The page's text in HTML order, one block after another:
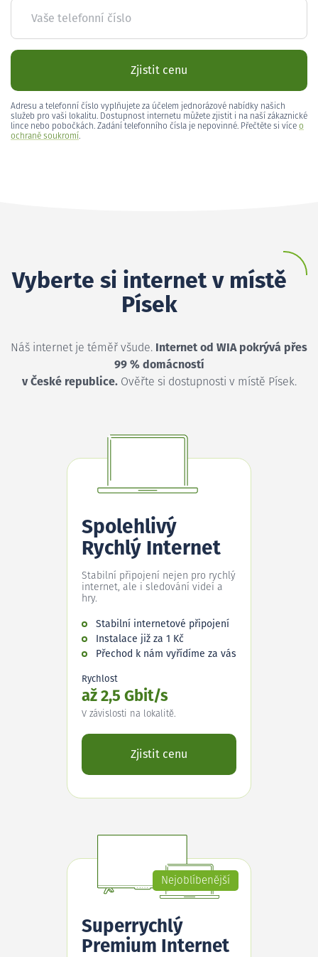
Vaše telefonní číslo
Zjistit cenu
Adresu a telefonní číslo vyplňujete za účelem jednorázové nabídky našich
služeb pro vaši lokalitu. Dostupnost internetu můžete zjistit i na naší zákaznické
lince nebo pobočkách. Zadání telefonního čísla je nepovinné. Přečtěte si více o
ochraně soukromí.
Vyberte si internet v místě
Písek
Náš internet je téměř všude. Internet od WIA pokrývá přes
99 % domácností
v České republice.Ověřte si dostupnosti v místě Písek.
Spolehlivý
Rychlý Internet
Stabilní připojení nejen pro rychlý
internet, ale i sledování videí a
hry.
Stabilní internetové připojení
Instalace již za 1 Kč
Přechod k nám vyřídíme za vás
Rychlost
až 2,5 Gbit/s
V závislosti na lokalitě.
Zjistit cenu
Nejoblíbenější
Superrychlý
Premium Internet